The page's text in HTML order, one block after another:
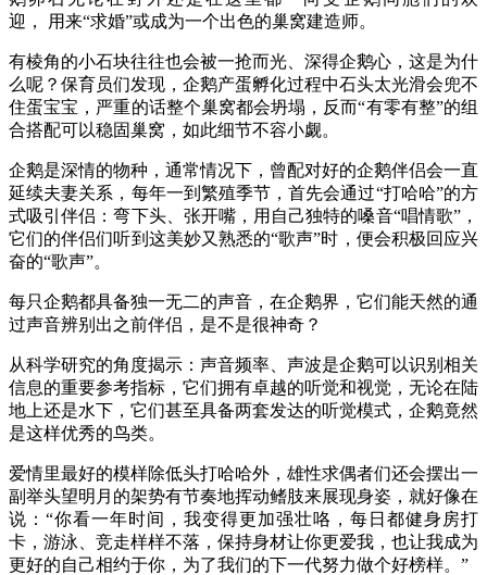
迎，
用来“求婚”或成为一个出色的巢窝建造师。
有棱角的小石块往往也会被一抢而光 、深得企鹅心 ，这是为什
么呢？保育员们发现 ， 企鹅产蛋孵化过程中石头太光滑会兜不
住蛋宝宝 ， 严重的话整个巢窝都会坍塌 ，反而“有零有整”的组
合搭配可以稳固巢窝 ， 如此细节不容小觑。
企鹅是深情的物种 ， 通常情况下，曾配对好的企鹅伴侣会一直
延续夫妻关系 ， 每年一到繁殖季节，首先会通过“打哈哈”的方
式吸引伴侣：弯下头、张开嘴，用自己独特的嗓音“唱情歌”，
它们的伴侣们听到这美妙又熟悉的“歌声”时，便会积极回应兴
奋的“歌声”。
每只企鹅都具备独一无二的声音 ， 在企鹅界 ， 它们能天然的通
过声音辨别出之前伴侣， 是不是很神奇 ？
从科学研究的角度揭示 ： 声音频率
声波是企鹅可以识别相关
信息的重要参考指标 ， 它们拥有卓越的听觉和视觉，无论在陆
地上还是水下，它们甚至具备两套发达的听觉模式 ，企鹅竟然
是这样优秀的鸟类。
爱情里最好的模样除低头打哈哈外，雄性求偶者们还会摆出一
副举头望明月的架势有节奏地挥动鳍肢来展现身姿，就好像在
说： “你看一年时间，我变得更加强壮咯 ，每日都健身房打
卡，游泳、竞走样样不落，保持身材让你更爱我，也让我成为
更好的自己相约于你，为了我们的下一代努力做个好榜样。 ”